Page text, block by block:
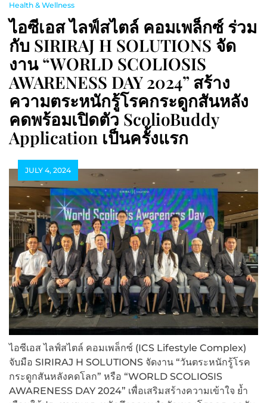
Health & Wellness
ไอซีเอส ไลฟ์สไตล์ คอมเพล็กซ์ ร่วม
กับ SIRIRAJ H SOLUTIONS จัด
งาน “WORLD SCOLIOSIS
AWARENESS DAY 2024” สร้าง
ความตระหนักรู้โรคกระดูกสันหลัง
คดพร้อมเปิดตัว ScolioBuddy
Application เป็นครั้งแรก
JULY 4, 2024
ไอซีเอส ไลฟ์สไตล์ คอมเพล็กซ์ (ICS Lifestyle Complex)
จับมือ SIRIRAJ H SOLUTIONS จัดงาน “วันตระหนักรู้โรค
กระดูกสันหลังคดโลก” หรือ “WORLD SCOLIOSIS
AWARENESS DAY 2024” เพื่อเสริมสร้างความเข้าใจ ย้ำ